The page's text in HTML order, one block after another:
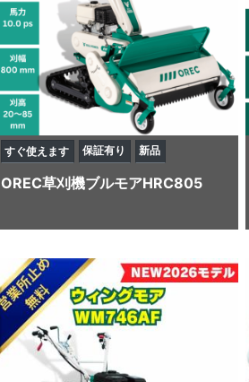
すぐ使えます 保証有り 新品
OREC草刈機ブルモアHRC805